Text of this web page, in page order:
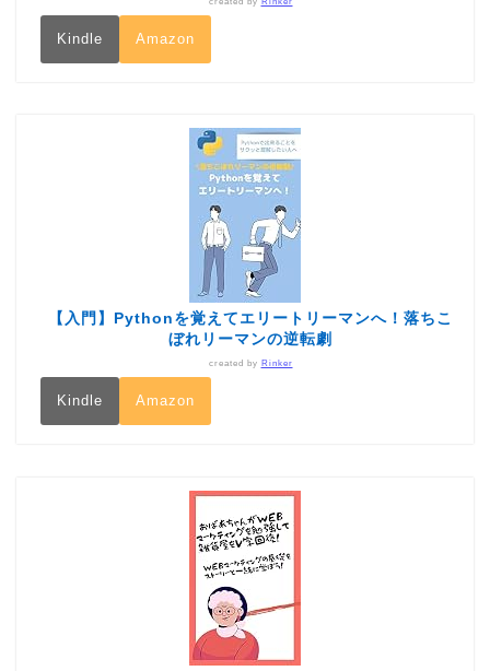
Kindle Amazon
【入門】Pythonを覚えてエリートリーマンへ！落ちこ
ぼれリーマンの逆転劇
created by Rinker
Kindle Amazon